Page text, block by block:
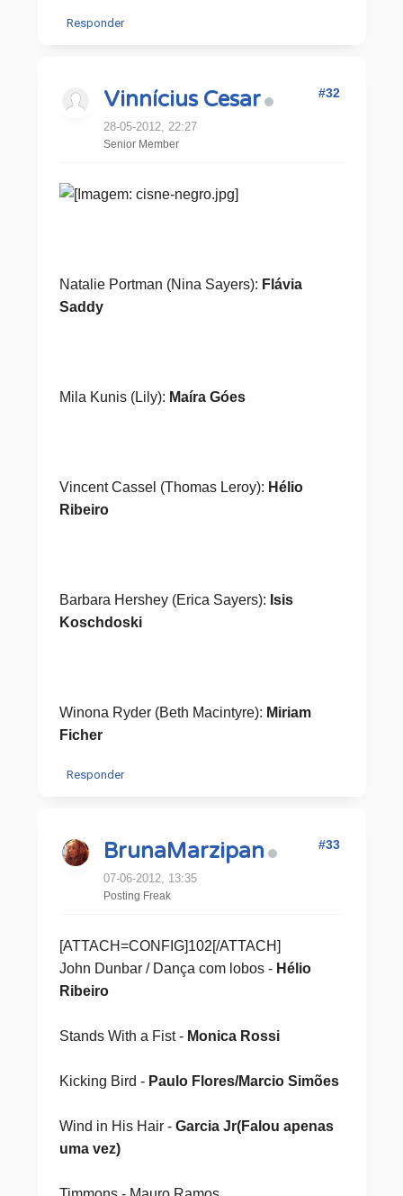
Responder
Vinnícius Cesar
28-05-2012, 22:27
Senior Member
#32
Natalie Portman (Nina Sayers): Flávia
Saddy
Mila Kunis (Lily): Maíra Góes
Vincent Cassel (Thomas Leroy): Hélio
Ribeiro
Barbara Hershey (Erica Sayers): Isis
Koschdoski
Winona Ryder (Beth Macintyre): Miriam
Ficher
Responder
BrunaMarzipan
07-06-2012, 13:35
Posting Freak
#33
[ATTACH=CONFIG]102[/ATTACH]
John Dunbar / Dança com lobos- Hélio
Ribeiro
Stands With a Fist - Monica Rossi
Kicking Bird - Paulo Flores/Marcio Simões
Wind in His Hair - Garcia Jr(Falou apenas
uma vez)